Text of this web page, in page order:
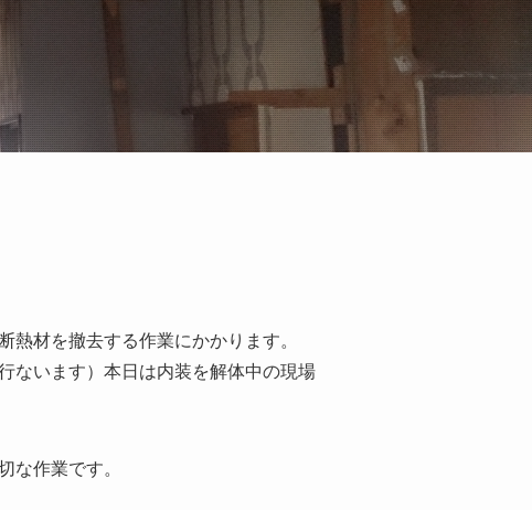
材を撤去する作業にかかります。
ないます）本日は内装を解体中の現場
な作業です。